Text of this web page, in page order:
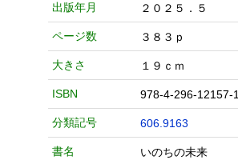
出版年月 ２０２５．５
ページ数 ３８３ｐ
大きさ １９ｃｍ
ISBN 978-4-296-12157-1
分類記号 606.9163
書名 いのちの未来